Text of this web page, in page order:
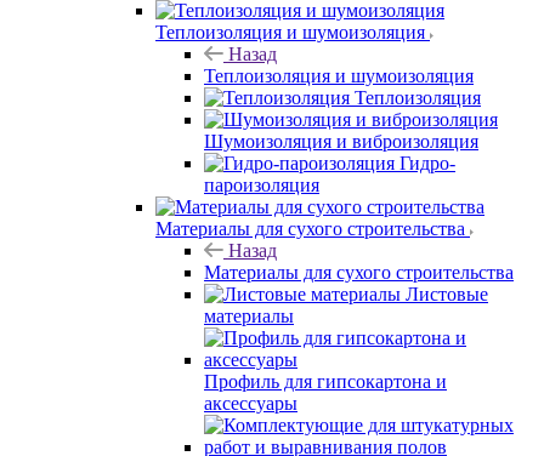
Теплоизоляция и шумоизоляция
Назад
Теплоизоляция и шумоизоляция
Теплоизоляция
Шумоизоляция и виброизоляция
Гидро-
пароизоляция
Материалы для сухого строительства
Назад
Материалы для сухого строительства
Листовые
материалы
Профиль для гипсокартона и
аксессуары